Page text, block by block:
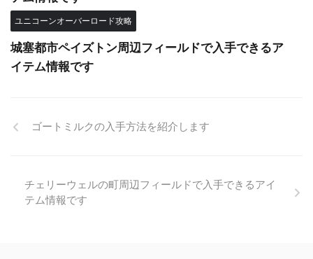
ユニコーンオーバーロード攻略
城塞都市ペイズトン周辺フィールドで入手できるア
イテム情報です
ゴートミルクの入手方法を紹介します
チェリーウェルの町周辺フィールドで入手できるアイ
テム情報です